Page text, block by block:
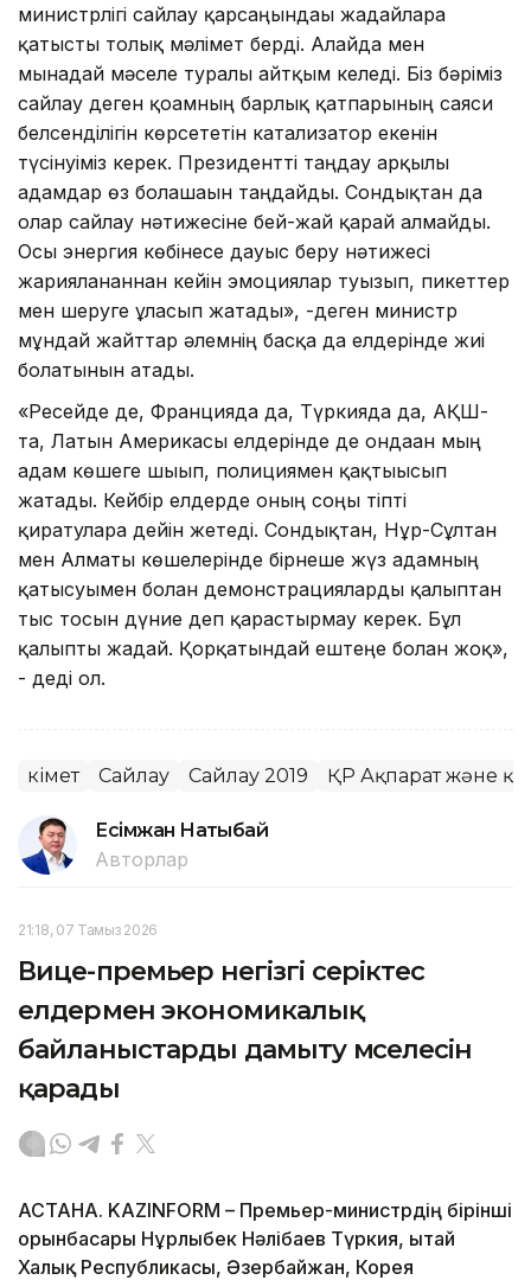
министрлігі сайлау қарсаңындағы жағдайларға
қатысты толық мәлімет берді. Алайда мен
мынадай мәселе туралы айтқым келеді. Біз бәріміз
сайлау деген қоғамның барлық қатпарының саяси
белсенділігін көрсететін катализатор екенін
түсінуіміз керек. Президентті таңдау арқылы
адамдар өз болашағын таңдайды. Сондықтан да
олар сайлау нәтижесіне бей-жай қарай алмайды.
Осы энергия көбінесе дауыс беру нәтижесі
жарияланғаннан кейін эмоциялар туғызып, пикеттер
мен шеруге ұласып жатады», -деген министр
мұндай жайттар әлемнің басқа да елдерінде жиі
болатынын атады.
«Ресейде де, Францияда да, Түркияда да, АҚШ-
та, Латын Америкасы елдерінде де ондаған мың
адам көшеге шығып, полициямен қақтығысып
жатады. Кейбір елдерде оның соңы тіпті
қиратуларға дейін жетеді. Сондықтан, Нұр-Сұлтан
мен Алматы көшелерінде бірнеше жүз адамның
қатысуымен болған демонстрацияларды қалыптан
тыс тосын дүние деп қарастырмау керек. Бұл
қалыпты жағдай. Қорқатындай ештеңе болған жоқ»,
- деді ол.
Үкімет Сайлау Сайлау 2019 ҚР Ақпарат және
Есімжан Нақтыбай
Авторлар
21:18, 07 Тамыз 2026
Вице-премьер негізгі серіктес
елдермен экономикалық
байланыстарды дамыту мәселесін
қарады
АСТАНА. KAZINFORM – Премьер-министрдің бірінші
орынбасары Нұрлыбек Нәлібаев Түркия, Қытай
Халық Республикасы, Әзербайжан, Корея